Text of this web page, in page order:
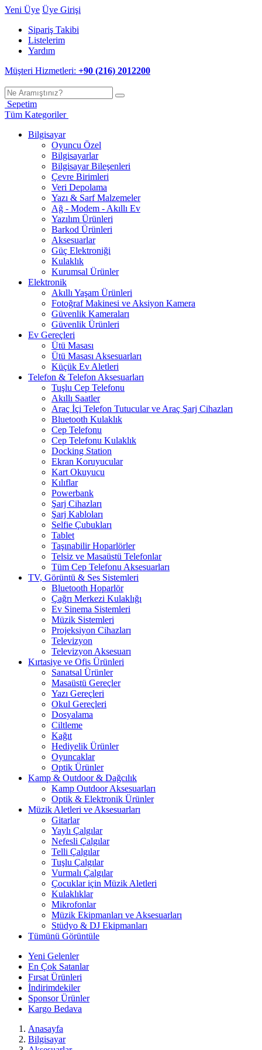
Yeni Üye Üye Girişi
Sipariş Takibi
Listelerim
Yardım
Müşteri Hizmetleri: +90 (216) 2012200
Sepetim
Tüm Kategoriler
Bilgisayar
Oyuncu Özel
Bilgisayarlar
Bilgisayar Bileşenleri
Çevre Birimleri
Veri Depolama
Yazı & Sarf Malzemeler
Ağ - Modem - Akıllı Ev
Yazılım Ürünleri
Barkod Ürünleri
Aksesuarlar
Güç Elektroniği
Kulaklık
Kurumsal Ürünler
Elektronik
Akıllı Yaşam Ürünleri
Fotoğraf Makinesi ve Aksiyon Kamera
Güvenlik Kameraları
Güvenlik Ürünleri
Ev Gereçleri
Ütü Masası
Ütü Masası Aksesuarları
Küçük Ev Aletleri
Telefon & Telefon Aksesuarları
Tuşlu Cep Telefonu
Akıllı Saatler
Araç İçi Telefon Tutucular ve Araç Şarj Cihazları
Bluetooth Kulaklık
Cep Telefonu
Cep Telefonu Kulaklık
Docking Station
Ekran Koruyucular
Kart Okuyucu
Kılıflar
Powerbank
Şarj Cihazları
Şarj Kabloları
Selfie Çubukları
Tablet
Taşınabilir Hoparlörler
Telsiz ve Masaüstü Telefonlar
Tüm Cep Telefonu Aksesuarları
TV, Görüntü & Ses Sistemleri
Bluetooth Hoparlör
Çağrı Merkezi Kulaklığı
Ev Sinema Sistemleri
Müzik Sistemleri
Projeksiyon Cihazları
Televizyon
Televizyon Aksesuarı
Kırtasiye ve Ofis Ürünleri
Sanatsal Ürünler
Masaüstü Gereçler
Yazı Gereçleri
Okul Gereçleri
Dosyalama
Ciltleme
Kağıt
Hediyelik Ürünler
Oyuncaklar
Optik Ürünler
Kamp & Outdoor & Dağcılık
Kamp Outdoor Aksesuarları
Optik & Elektronik Ürünler
Müzik Aletleri ve Aksesuarları
Gitarlar
Yaylı Çalgılar
Nefesli Çalgılar
Telli Çalgılar
Tuşlu Çalgılar
Vurmalı Çalgılar
Çocuklar için Müzik Aletleri
Kulaklıklar
Mikrofonlar
Müzik Ekipmanları ve Aksesuarları
Stüdyo & DJ Ekipmanları
Tümünü Görüntüle
Yeni Gelenler
En Çok Satanlar
Fırsat Ürünleri
İndirimdekiler
Sponsor Ürünler
Kargo Bedava
Anasayfa
Bilgisayar